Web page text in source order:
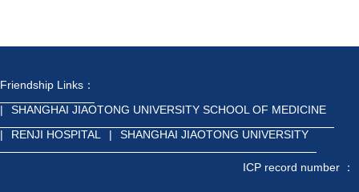
Friendship Links：
|
SHANGHAI JIAOTONG UNIVERSITY SCHOOL OF MEDICINE
|
RENJI HOSPITAL | SHANGHAI JIAOTONG UNIVERSITY
ICP record number ：